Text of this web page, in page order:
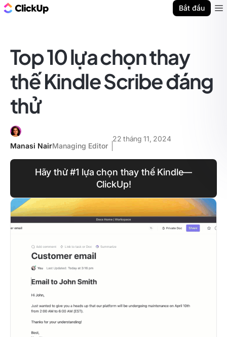
Bắt đầu
Top 10 lựa chọn thay
thế Kindle Scribe đáng
thử
Manasi NairManaging Editor
22 tháng 11, 2024
Hãy thử #1 lựa chọn thay thế Kindle—
ClickUp!